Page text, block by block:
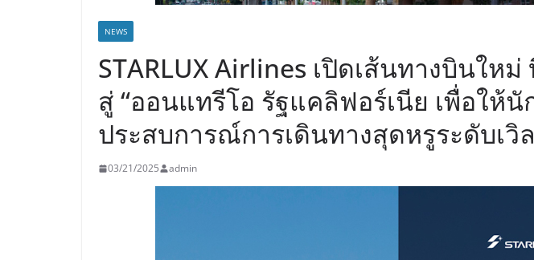
NEWS
STARLUX Airlines เปิดเส้นทางบินให
สู่ “ออนแทรีโอ รัฐแคลิฟอร์เนีย เพื่อให้
ประสบการณ์การเดินทางสุดหรูระดับเวิ
03/21/2025 admin